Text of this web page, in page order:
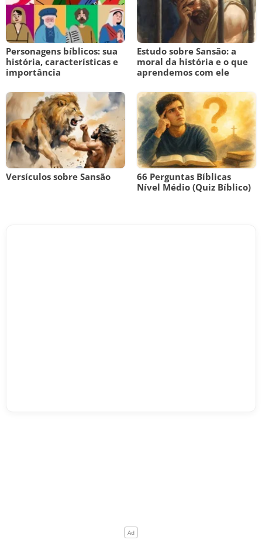
Personagens bíblicos: sua
história, características e
importância
Estudo sobre Sansão: a
moral da história e o que
aprendemos com ele
Versículos sobre Sansão
66 Perguntas Bíblicas
Nível Médio (Quiz Bíblico)